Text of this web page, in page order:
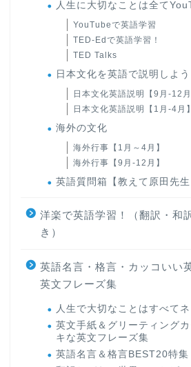
人生に大切なことは全て
YouTubeで英語学習
TED-Edで英語学習！
TED Talks
日本文化を英語で説明しよう
日本文化英語説明【9月-12月
日本文化英語説明【1月-4月】
海外の文化
海外行事【1月～4月】
海外行事【9月-12月】
英語質問箱【教えて原田先生
洋楽で英語学習！（翻訳・和
き）
英語名言・格言・カッコいい
英文フレーズ集
人生で大切なことはすべて
英文手紙＆グリーティング
キな英文フレーズ集
英語名言＆格言BEST20特集